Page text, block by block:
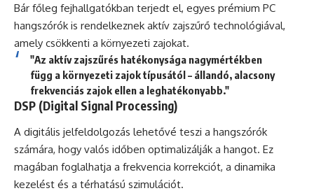
Bár főleg fejhallgatókban terjedt el, egyes prémium PC
hangszórók is rendelkeznek aktív zajszűrő technológiával,
amely csökkenti a környezeti zajokat.
"Az aktív zajszűrés hatékonysága nagymértékben
függ a környezeti zajok típusától – állandó, alacsony
frekvenciás zajok ellen a leghatékonyabb."
DSP (Digital Signal Processing)
A digitális jelfeldolgozás lehetővé teszi a hangszórók
számára, hogy valós időben optimalizálják a hangot. Ez
magában foglalhatja a frekvencia korrekciót, a dinamika
kezelést és a térhatású szimulációt.